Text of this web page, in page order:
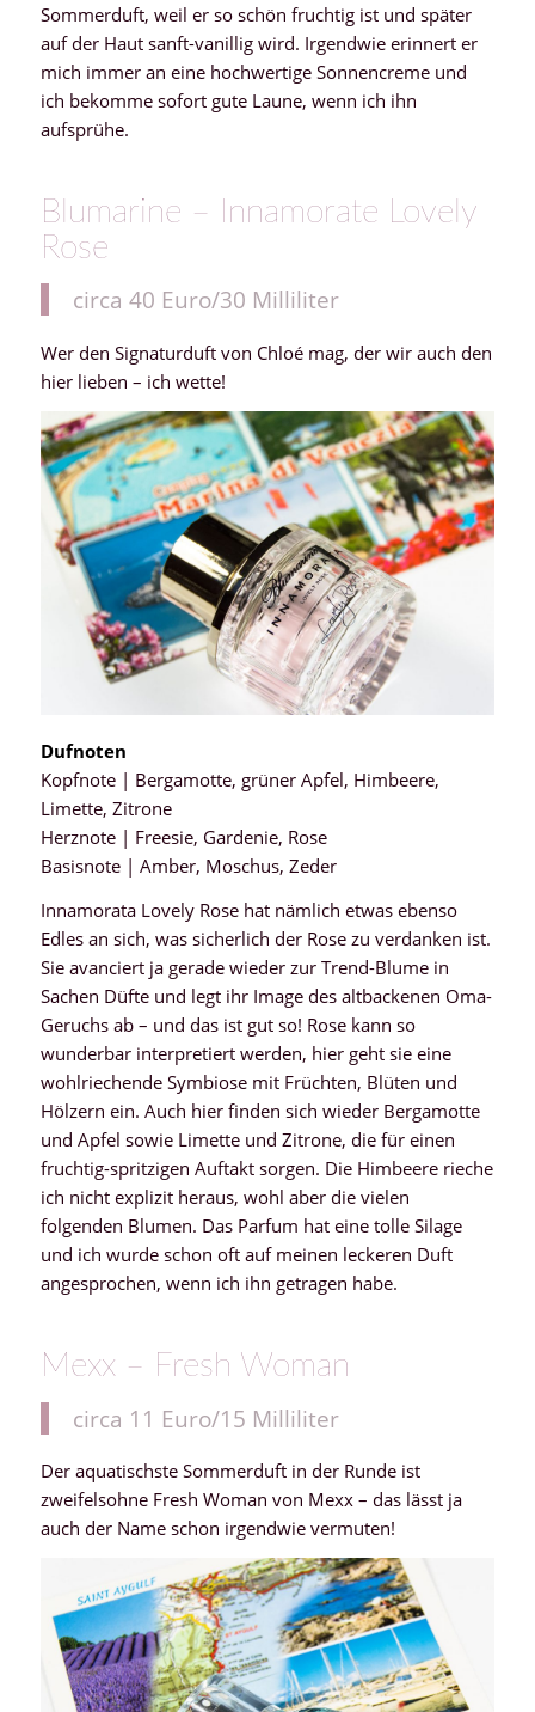
Sommerduft, weil er so schön fruchtig ist und später
auf der Haut sanft-vanillig wird. Irgendwie erinnert er
mich immer an eine hochwertige Sonnencreme und
ich bekomme sofort gute Laune, wenn ich ihn
aufsprühe.
Blumarine – Innamorate Lovely
Rose
circa 40 Euro/30 Milliliter
Wer den Signaturduft von Chloé mag, der wir auch den
hier lieben – ich wette!
Dufnoten
Kopfnote | Bergamotte, grüner Apfel, Himbeere,
Limette, Zitrone
Herznote | Freesie, Gardenie, Rose
Basisnote | Amber, Moschus, Zeder
Innamorata Lovely Rose hat nämlich etwas ebenso
Edles an sich, was sicherlich der Rose zu verdanken ist.
Sie avanciert ja gerade wieder zur Trend-Blume in
Sachen Düfte und legt ihr Image des altbackenen Oma-
Geruchs ab – und das ist gut so! Rose kann so
wunderbar interpretiert werden, hier geht sie eine
wohlriechende Symbiose mit Früchten, Blüten und
Hölzern ein. Auch hier finden sich wieder Bergamotte
und Apfel sowie Limette und Zitrone, die für einen
fruchtig-spritzigen Auftakt sorgen. Die Himbeere rieche
ich nicht explizit heraus, wohl aber die vielen
folgenden Blumen. Das Parfum hat eine tolle Silage
und ich wurde schon oft auf meinen leckeren Duft
angesprochen, wenn ich ihn getragen habe.
Mexx – Fresh Woman
circa 11 Euro/15 Milliliter
Der aquatischste Sommerduft in der Runde ist
zweifelsohne Fresh Woman von Mexx – das lässt ja
auch der Name schon irgendwie vermuten!